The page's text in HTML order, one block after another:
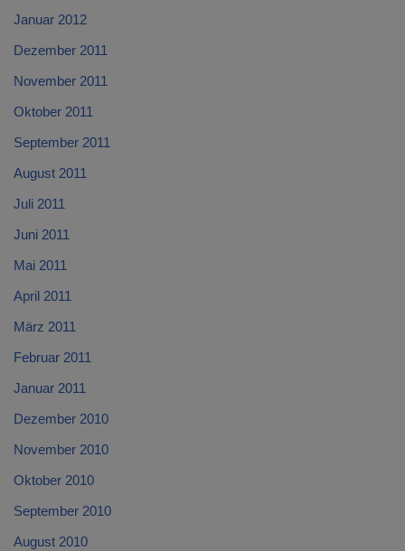
Januar 2012
Dezember 2011
November 2011
Oktober 2011
September 2011
August 2011
Juli 2011
Juni 2011
Mai 2011
April 2011
März 2011
Februar 2011
Januar 2011
Dezember 2010
November 2010
Oktober 2010
September 2010
August 2010